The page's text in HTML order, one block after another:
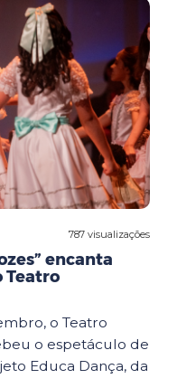
787 visualizações
encanta
Teatro
o Teatro
o espetáculo de
Educa Dança, da